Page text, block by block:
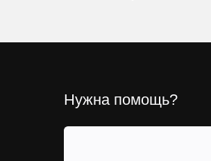
Нужна помощь?